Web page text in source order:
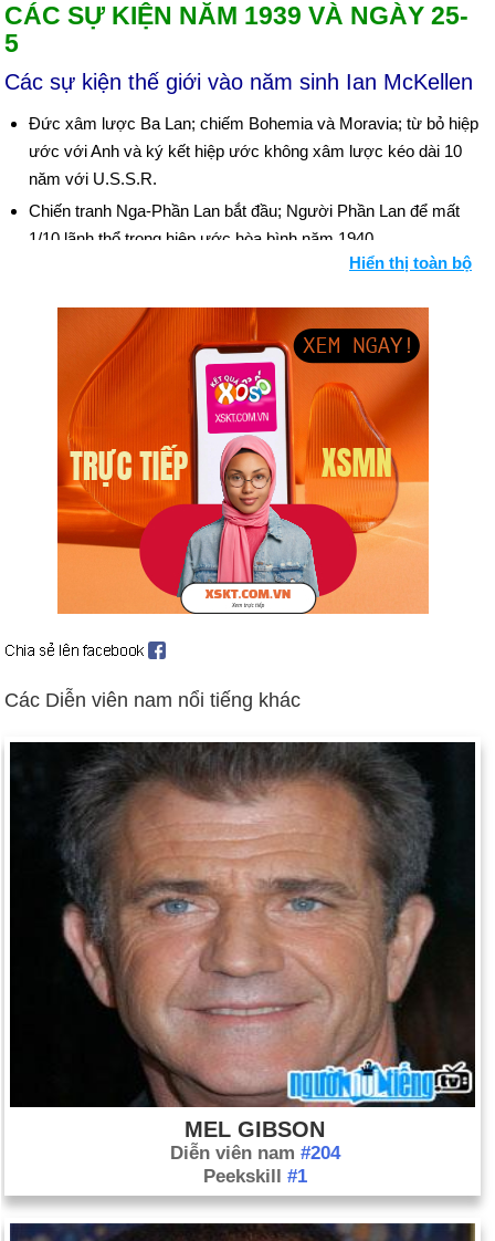
CÁC SỰ KIỆN NĂM 1939 VÀ NGÀY 25-
5
Các sự kiện thế giới vào năm sinh Ian McKellen
Đức xâm lược Ba Lan; chiếm Bohemia và Moravia; từ bỏ hiệp
ước với Anh và ký kết hiệp ước không xâm lược kéo dài 10
năm với U.S.S.R.
Chiến tranh Nga-Phần Lan bắt đầu; Người Phần Lan để mất
1/10 lãnh thổ trong hiệp ước hòa bình năm 1940.
Ngày sinh Ian McKellen (25-5) trong lịch sử
Ngày 25-5 năm 1787:Hội nghị Lập hiến được triệu tập tại
Philadelphia dưới sự lãnh đạo của George Washington, nhằm
thành lập một chính phủ mới của Hoa Kỳ.
Ngày 25-5 năm 1925:
John Scopes bị truy tố vì đã giảng dạy
thuyết tiến hóa của Darwin.
Ngày 25-5 năm 1935:
Ngôi sao điền kinh người Mỹ Jesse
Owens đã phá ba kỷ lục thế giới và vượt qua một kỷ lục khác
trong vòng hơn một giờ đồng hồ.
Ngày 25-5 năm 1965:Muhammad Ali hạ đo ván Sonny Liston
ở hiệp đầu tiên, sau 1 phút 56 giây, để giành đai hạng nặng thế
Louis.
duy nhất giành giải Oscar cho phim hay nhất, đã được phát
Ngày 25-5 năm 1979:
Thảm họa hàng không tồi tệ nhất trong
lịch sử Hoa Kỳ (không bao gồm vụ tấn công ngày 11 tháng 9)
xảy ra khi một chiếc DC-10 bị rơi tại sân bay O'Hare của
Chicago, khiến hơn 270 người thiệt mạng.
Hiển thị toàn bộ
Các Diễn viên nam nổi tiếng khác
MEL GIBSON
Diễn viên nam #204
Peekskill #1